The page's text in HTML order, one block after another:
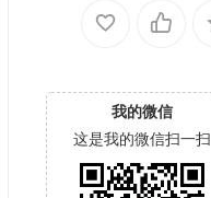
我的微信
这是我的微信扫一扫